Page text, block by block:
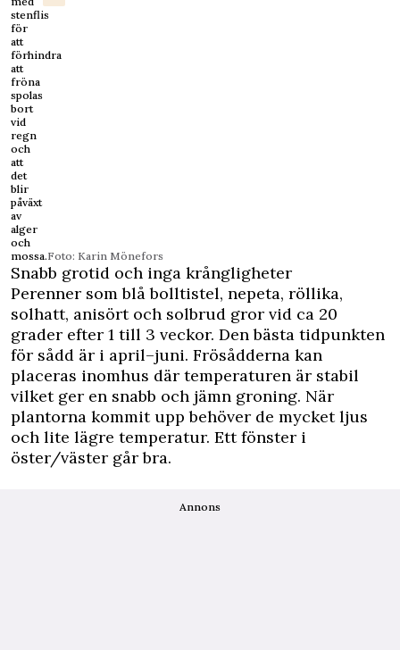
stenflis
för
att
förhindra
att
fröna
spolas
bort
vid
regn
och
att
det
blir
påväxt
av
alger
och
mossa.Foto: Karin Mönefors
Snabb grotid och inga krångligheter
Perenner som blå bolltistel, nepeta, röllika,
solhatt, anisört och solbrud gror vid ca 20
grader efter 1 till 3 veckor. Den bästa tidpunkten
för sådd är i april–juni. Frösådderna kan
placeras inomhus där temperaturen är stabil
vilket ger en snabb och jämn groning. När
plantorna kommit upp behöver de mycket ljus
och lite lägre temperatur. Ett fönster i
öster/väster går bra.
Annons